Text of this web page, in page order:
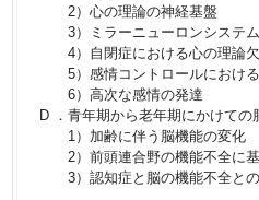
2）心の理論の神経基盤
3）ミラーニューロンシステム
4）自閉症における心の理論
5）感情コントロールにおける
6）高次な感情の発達
D ．青年期から老年期にかけての
1）加齢に伴う脳機能の変化
2）前頭連合野の機能不全に基
3）認知症と脳の機能不全と